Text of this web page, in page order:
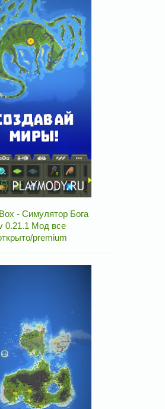
- Симулятор Бога
0.21.1 Мод все
premium